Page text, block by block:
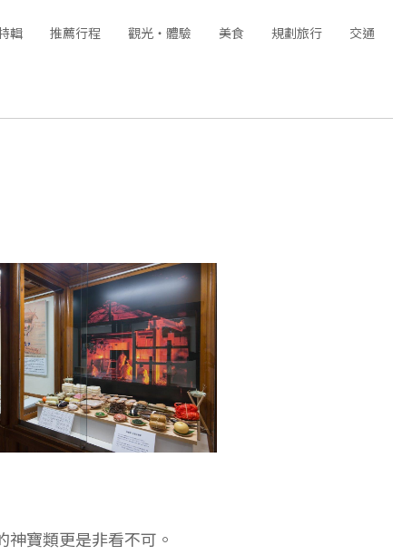
輯 推薦行程 觀光‧體驗 美食 規劃旅行
交通
寶類更是非看不可。